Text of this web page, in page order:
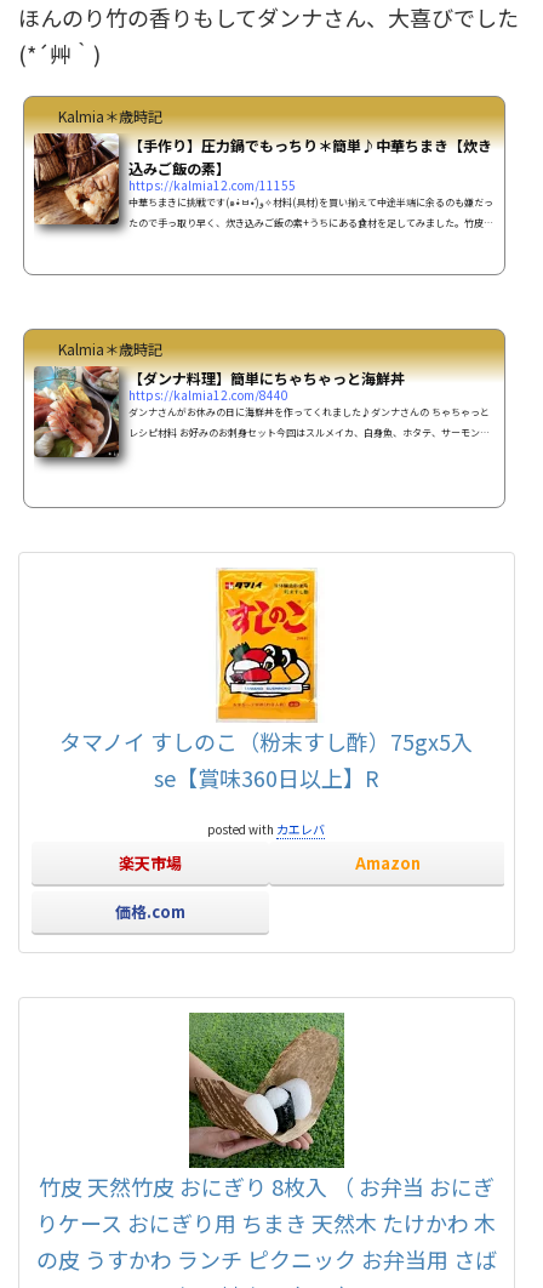
ほんのり竹の香りもしてダンナさん、大喜びでした
(*´艸｀)
Kalmia＊歳時記
【手作り】圧力鍋でもっちり＊簡単♪中華ちまき【炊き
込みご飯の素】
https://kalmia12.com/11155
中華ちまきに挑戦です(๑•̀ㅂ•́)و✧材料(具材)を買い揃えて中途半端に余るのも嫌だっ
たので手っ取り早く、炊き込みご飯の素+うちにある食材を足してみました。竹皮は
大さじ2☆しょう油 大...
Kalmia＊歳時記
【ダンナ料理】簡単にちゃちゃっと海鮮丼
https://kalmia12.com/8440
ダンナさんがお休みの日に海鮮丼を作ってくれました♪ダンナさんの ちゃちゃっと
レシピ材料 お好みのお刺身セット今回はスルメイカ、白身魚、ホタテ、サーモン、
タマノイ すしのこ（粉末すし酢）75gx5入
se【賞味360日以上】R
posted with カエレバ
楽天市場 Amazon
価格.com
竹皮 天然竹皮 おにぎり 8枚入 （ お弁当 おにぎ
りケース おにぎり用 ちまき 天然木 たけかわ 木
の皮 うすかわ ランチ ピクニック お弁当用 さば